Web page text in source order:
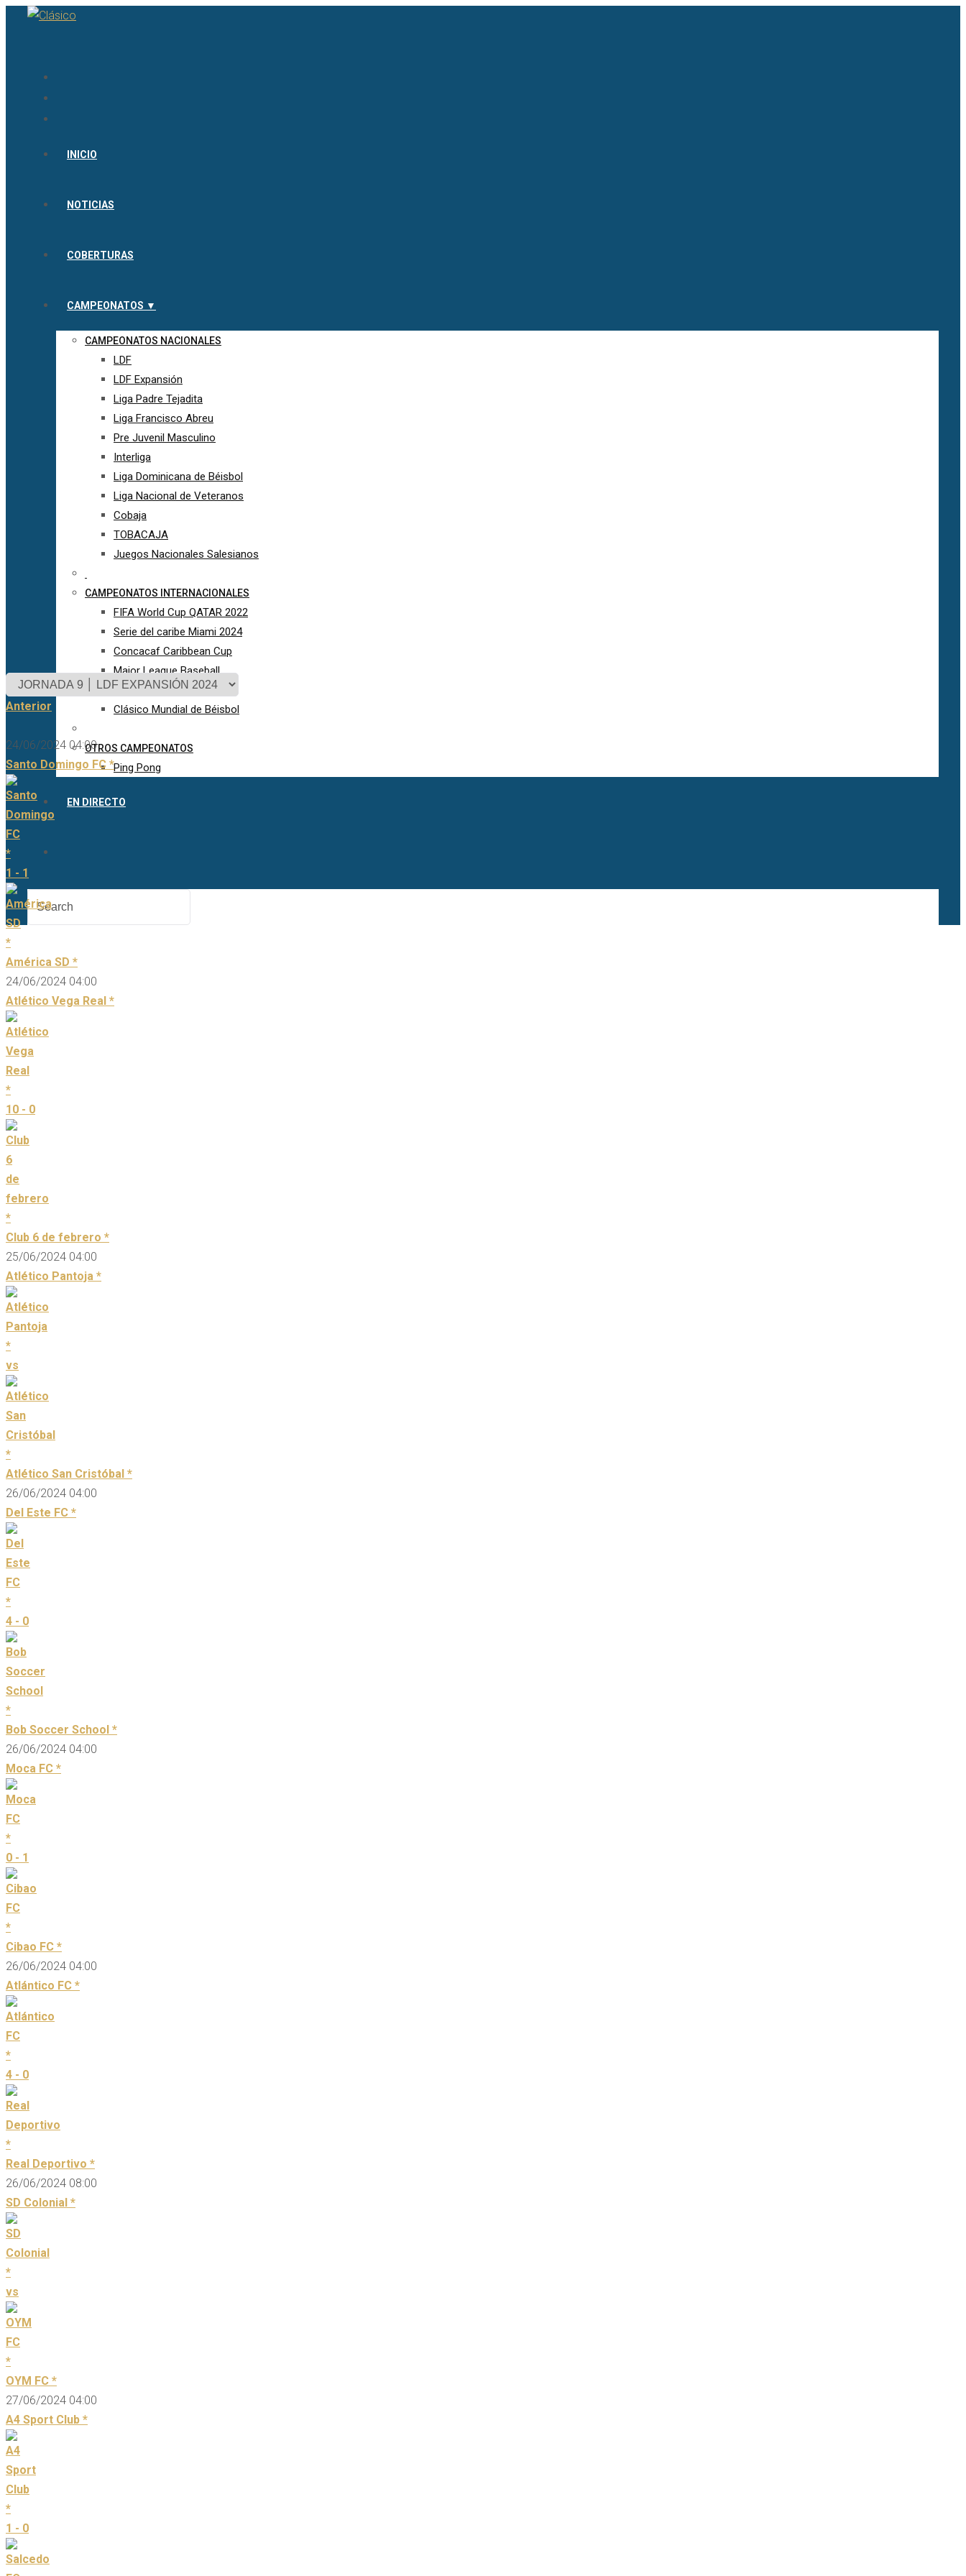
INICIO
NOTICIAS
COBERTURAS
CAMPEONATOS ▼
CAMPEONATOS NACIONALES
LDF
LDF Expansión
Liga Padre Tejadita
Liga Francisco Abreu
Pre Juvenil Masculino
Interliga
Liga Dominicana de Béisbol
Liga Nacional de Veteranos
Cobaja
TOBACAJA
Juegos Nacionales Salesianos
CAMPEONATOS INTERNACIONALES
FIFA World Cup QATAR 2022
Serie del caribe Miami 2024
Concacaf Caribbean Cup
Major League Baseball
FIFA World Cup Sub-20
Clásico Mundial de Béisbol
OTROS CAMPEONATOS
Ping Pong
EN DIRECTO
Anterior
24/06/2024 04:00
Santo Domingo FC *
1 - 1
América SD *
24/06/2024 04:00
Atlético Vega Real *
10 - 0
Club 6 de febrero *
25/06/2024 04:00
Atlético Pantoja *
vs
Atlético San Cristóbal *
26/06/2024 04:00
Del Este FC *
4 - 0
Bob Soccer School *
26/06/2024 04:00
Moca FC *
0 - 1
Cibao FC *
26/06/2024 04:00
Atlántico FC *
4 - 0
Real Deportivo *
26/06/2024 08:00
SD Colonial *
vs
OYM FC *
27/06/2024 04:00
A4 Sport Club *
1 - 0